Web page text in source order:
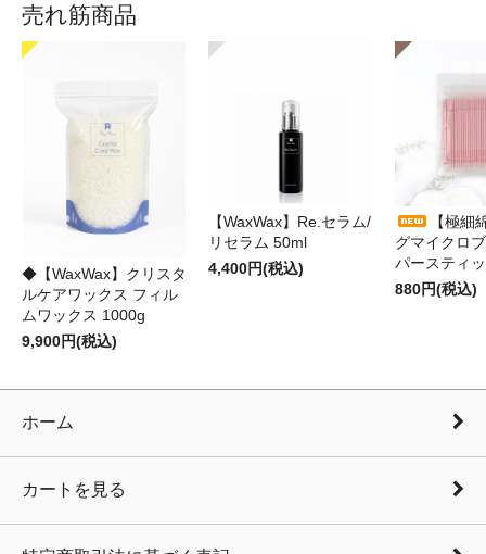
売れ筋商品
◆【WaxWax】クリスタ
ルケアワックス フィル
ムワックス 1000g
9,900円(税込)
【WaxWax】Re.セラム/
リセラム 50ml
4,400円(税込)
【極細
グマイクロ
パースティ
880円(税込)
ホーム
カートを見る